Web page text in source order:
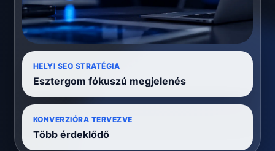
HELYI SEO STRATÉGIA
Esztergom fókuszú megjelenés
KONVERZIÓRA TERVEZVE
Több érdeklődő